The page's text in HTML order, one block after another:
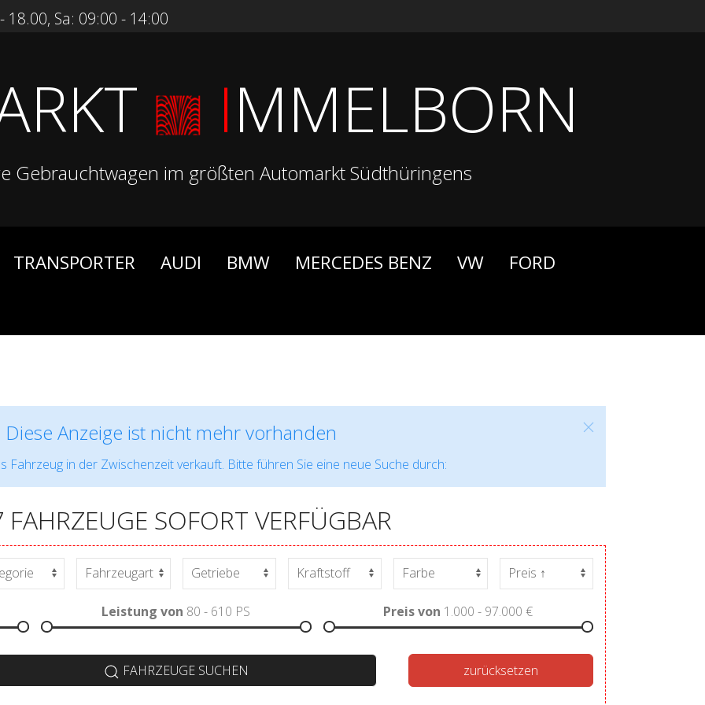
Sa: 09:00 - 14:00
IMMELBORN
Gebrauchtwagen im größten Automarkt Südthüringens
TRANSPORTER AUDI BMW MERCEDES BENZ VW FORD
Diese Anzeige ist nicht mehr vorhanden
Fahrzeug in der Zwischenzeit verkauft. Bitte führen Sie eine neue Suche durch:
SOFORT VERFÜGBAR
Leistung von 80 - 610 PS Preis von 1.000 - 97.000 €
FAHRZEUGE SUCHEN zurücksetzen